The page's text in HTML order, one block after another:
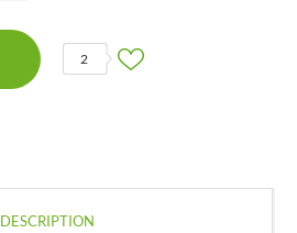
2
DESCRIPTION